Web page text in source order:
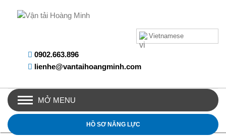
Vietnamese
0902.663.896
lienhe@vantaihoangminh.com
MỞ MENU
HỒ SƠ NĂNG LỰC